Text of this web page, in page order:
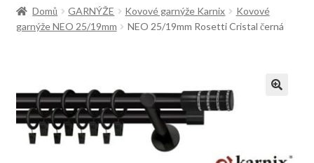
Domů GARNÝŽE Kovové garnýže Karnix
Kovové
garnýže NEO 25/19mm
NEO 25/19mm Rosetti Cristal černá